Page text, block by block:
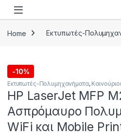
Skip to navigation
Skip to content
Home Εκτυπωτές-
-10%
Εκτυπωτές-Πολυμηχανήματα,
HP LaserJet MFP
Ασπρόμαυρο
WiFi και Mobile